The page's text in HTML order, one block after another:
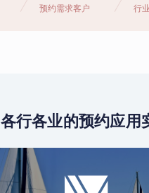
预约需求客户 行
各行各业的预约应用